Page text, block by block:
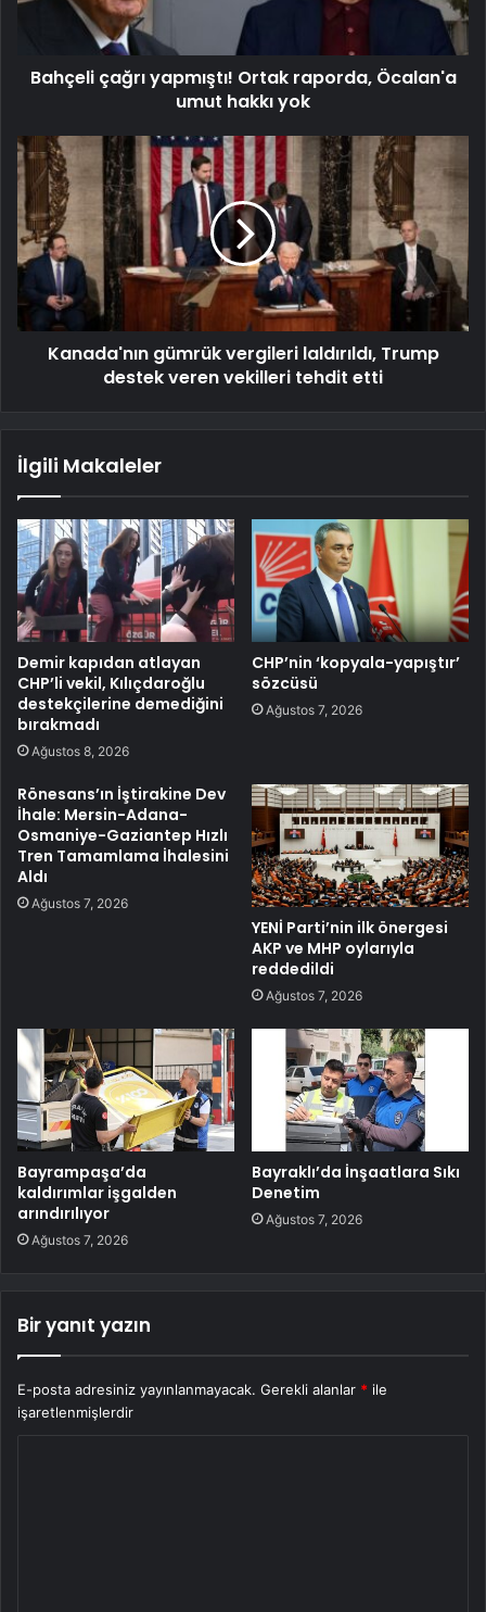
Bahçeli çağrı yapmıştı! Ortak raporda, Öcalan'a
umut hakkı yok
Kanada'nın gümrük vergileri laldırıldı, Trump
destek veren vekilleri tehdit etti
İlgili Makaleler
Demir kapıdan atlayan
CHP’li vekil, Kılıçdaroğlu
destekçilerine demediğini
bırakmadı
Ağustos 8, 2026
CHP’nin ‘kopyala-yapıştır’
sözcüsü
Ağustos 7, 2026
Rönesans’ın İştirakine Dev
İhale: Mersin-Adana-
Osmaniye-Gaziantep Hızlı
Tren Tamamlama İhalesini
Aldı
Ağustos 7, 2026
YENİ Parti’nin ilk önergesi
AKP ve MHP oylarıyla
reddedildi
Ağustos 7, 2026
Bayrampaşa’da
kaldırımlar işgalden
arındırılıyor
Ağustos 7, 2026
Bayraklı’da İnşaatlara Sıkı
Denetim
Ağustos 7, 2026
Bir yanıt yazın
E-posta adresiniz yayınlanmayacak. Gerekli alanlar * ile
işaretlenmişlerdir